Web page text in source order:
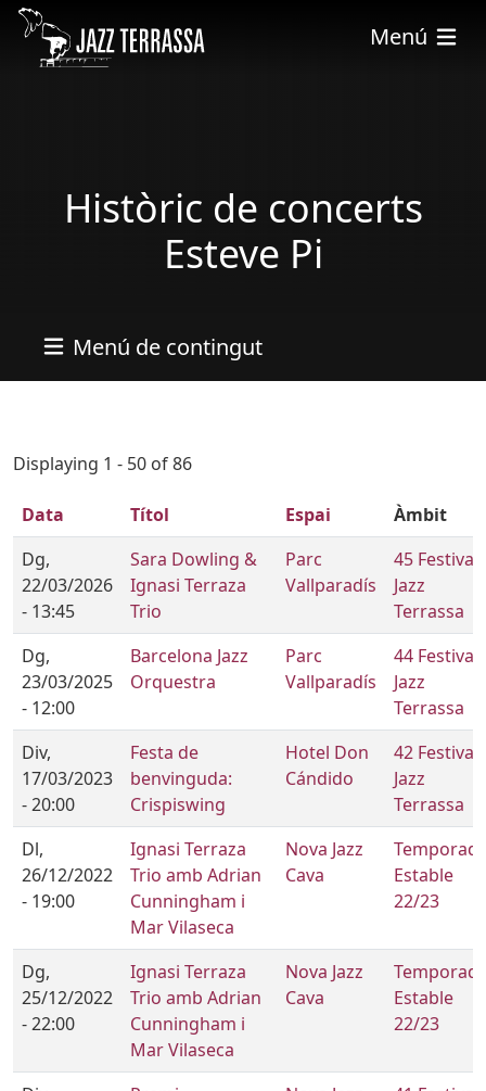
Vés al contingut
Menú
Històric de concerts
Esteve Pi
Menú de contingut
Displaying 1 - 50 of 86
Data Títol Espai
Àmbit
Dg,
22/03/2026
- 13:45
Sara Dowling &
Ignasi Terraza
Trio
Parc
Vallparadís
45 Festival
Jazz
Terrassa
Dg,
23/03/2025
- 12:00
Barcelona Jazz
Orquestra
Parc
Vallparadís
44 Festival
Jazz
Terrassa
Div,
17/03/2023
- 20:00
Festa de
benvinguda:
Crispiswing
Hotel Don
Cándido
42 Festival
Jazz
Terrassa
Dl,
26/12/2022
- 19:00
Ignasi Terraza
Trio amb Adrian
Cunningham i
Mar Vilaseca
Nova Jazz
Cava
Estable
22/23
Dg,
25/12/2022
- 22:00
Ignasi Terraza
Trio amb Adrian
Cunningham i
Mar Vilaseca
Nova Jazz
Cava
Estable
22/23